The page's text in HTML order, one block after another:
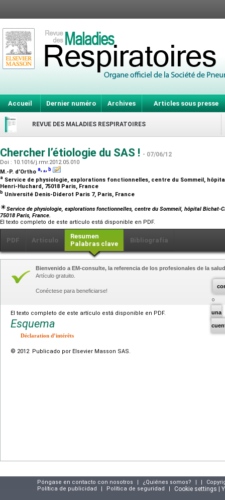
Accueil Dernier numéro Archives Articles sous presse
REVUE DES MALADIES RESPIRATOIRES
Chercher l’étiologie du SAS ! - 07/06/12
Doi : 10.1016/j.rmr.2012.05.010
M.-P. d’Ortho a,⁎, b
a Service de physiologie, explorations fonctionnelles, centre du Sommeil,
Henri-Huchard, 75018 Paris, France
b Université Denis-Diderot Paris 7, Paris, France
Service de physiologie, explorations fonctionnelles, centre du Sommeil, hôpital Bichat-
75018 Paris, France.
El texto completo de este artículo está disponible en PDF.
PDF Artículo
Resumen
Palabras clave
Bibliografía
una
Bienvenido a EM-consulte, la referencia de los profesionales de la
Artículo gratuito.
Conéctese para beneficiarse!
El texto completo de este artículo está disponible en PDF.
Esquema
Déclaration d’intérêts
© 2012 Publicado por Elsevier Masson SAS.
Póngase en contacto con nosotros | ¿Quiénes somos? | |
Política de publicidad
| Política de seguridad | Cookie settings |